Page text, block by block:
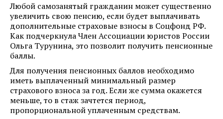
Любой самозанятый гражданин может существенно
увеличить свою пенсию, если будет выплачивать
дополнительные страховые взносы в Соцфонд РФ.
Как подчеркнула Член Ассоциации юристов России
Ольга Турунина, это позволит получить пенсионные
баллы.
Для получения пенсионных баллов необходимо
иметь выплаченный минимальный размер
страхового взноса за год. Если же сумма окажется
меньше, то в стаж зачтется период,
пропорциональной уплаченным средствам.